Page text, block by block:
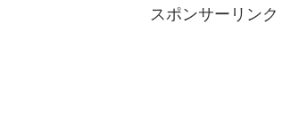
スポンサーリンク